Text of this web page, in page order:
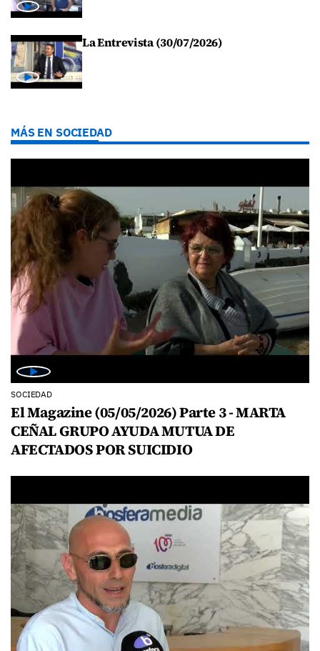
La Entrevista (30/07/2026)
MÁS EN SOCIEDAD
SOCIEDAD
El Magazine (05/05/2026) Parte 3 - MARTA
CEÑAL GRUPO AYUDA MUTUA DE
AFECTADOS POR SUICIDIO